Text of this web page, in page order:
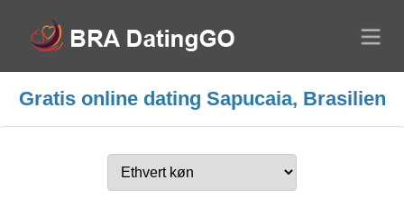
Gratis online dating Sapucaia, Brasilien